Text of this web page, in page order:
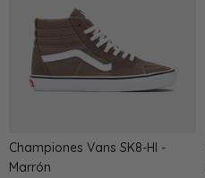
Championes Vans SK8-HI -
Marrón